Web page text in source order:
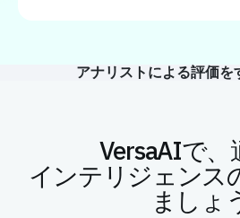
アナリストによる評価を
VersaAIで、
インテリジェンス
ましょ